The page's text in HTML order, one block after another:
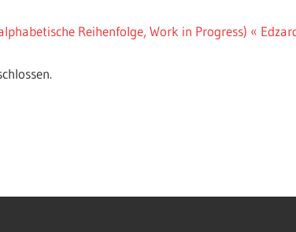
Reihenfolge, Work in Progress) «